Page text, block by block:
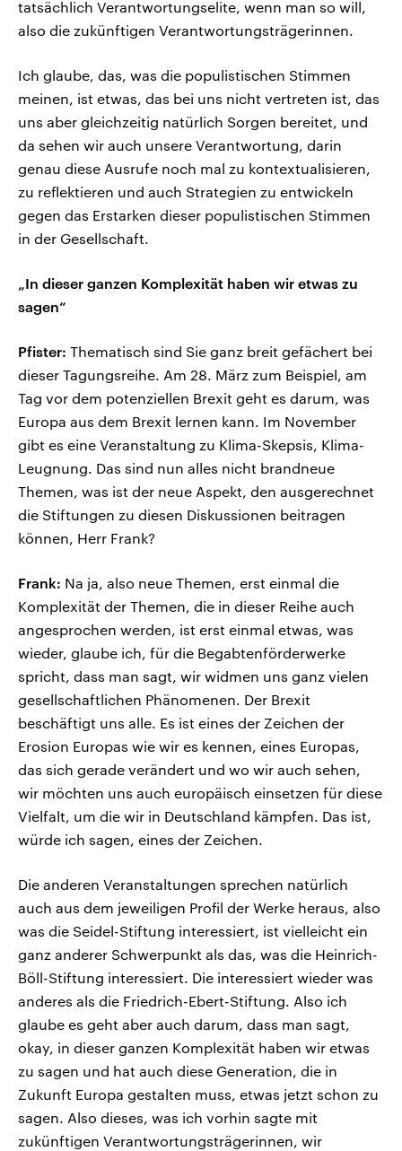
tatsächlich Verantwortungselite, wenn man so will,
also die zukünftigen Verantwortungsträgerinnen.
Ich glaube, das, was die populistischen Stimmen
meinen, ist etwas, das bei uns nicht vertreten ist, das
uns aber gleichzeitig natürlich Sorgen bereitet, und
da sehen wir auch unsere Verantwortung, darin
genau diese Ausrufe noch mal zu kontextualisieren,
zu reflektieren und auch Strategien zu entwickeln
gegen das Erstarken dieser populistischen Stimmen
in der Gesellschaft.
„In dieser ganzen Komplexität haben wir etwas zu
sagen“
Pfister: Thematisch sind Sie ganz breit gefächert bei
dieser Tagungsreihe. Am 28. März zum Beispiel, am
Tag vor dem potenziellen Brexit geht es darum, was
Europa aus dem Brexit lernen kann. Im November
gibt es eine Veranstaltung zu Klima-Skepsis, Klima-
Leugnung. Das sind nun alles nicht brandneue
Themen, was ist der neue Aspekt, den ausgerechnet
die Stiftungen zu diesen Diskussionen beitragen
können, Herr Frank?
Frank: Na ja, also neue Themen, erst einmal die
Komplexität der Themen, die in dieser Reihe auch
angesprochen werden, ist erst einmal etwas, was
wieder, glaube ich, für die Begabtenförderwerke
spricht, dass man sagt, wir widmen uns ganz vielen
gesellschaftlichen Phänomenen. Der Brexit
beschäftigt uns alle. Es ist eines der Zeichen der
Erosion Europas wie wir es kennen, eines Europas,
das sich gerade verändert und wo wir auch sehen,
wir möchten uns auch europäisch einsetzen für diese
Vielfalt, um die wir in Deutschland kämpfen. Das ist,
würde ich sagen, eines der Zeichen.
Die anderen Veranstaltungen sprechen natürlich
auch aus dem jeweiligen Profil der Werke heraus, also
was die Seidel-Stiftung interessiert, ist vielleicht ein
ganz anderer Schwerpunkt als das, was die Heinrich-
Böll-Stiftung interessiert. Die interessiert wieder was
anderes als die Friedrich-Ebert-Stiftung. Also ich
glaube es geht aber auch darum, dass man sagt,
okay, in dieser ganzen Komplexität haben wir etwas
zu sagen und hat auch diese Generation, die in
Zukunft Europa gestalten muss, etwas jetzt schon zu
sagen. Also dieses, was ich vorhin sagte mit
zukünftigen Verantwortungsträgerinnen, wir